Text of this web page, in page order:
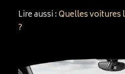
Lire aussi :Quelles voitures
?